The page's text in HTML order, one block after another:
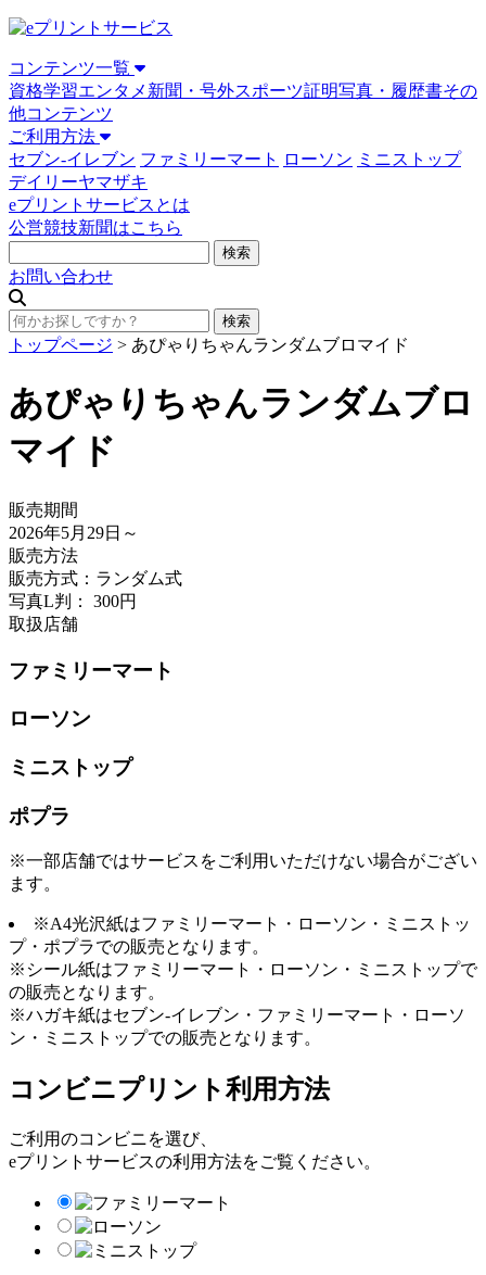
コンテンツ一覧
資格学習エンタメ 新聞・号外スポーツ証明写真・履歴書その
他コンテンツ
ご利用方法
セブン-イレブン ファミリーマート ローソン ミニストップ
デイリーヤマザキ
eプリントサービスとは
公営競技新聞はこちら
お問い合わせ
トップページ > あぴゃりちゃんランダムブロマイド
あぴゃりちゃんランダムブロ
マイド
販売期間
2026年5月29日 ～
販売方法
販売方式：ランダム式
写真L判： 300円
取扱店舗
ファミリーマート
ローソン
ミニストップ
ポプラ
※一部店舗ではサービスをご利用いただけない場合がござい
ます。
※A4光沢紙はファミリーマート・ローソン・ミニストッ
プ・ポプラでの販売となります。
※シール紙はファミリーマート・ローソン・ミニストップで
の販売となります。
※ハガキ紙はセブン-イレブン・ファミリーマート・ローソ
ン・ミニストップでの販売となります。
コンビニプリント利用方法
ご利用のコンビニを選び、
eプリントサービスの利用方法をご覧ください。